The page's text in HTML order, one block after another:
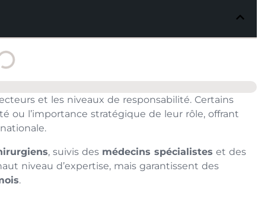
et les niveaux de responsabilité. Certains
ou l’importance stratégique de leur rôle, offrant
, suivis des médecins spécialistes et des
niveau d’expertise, mais garantissent des
.